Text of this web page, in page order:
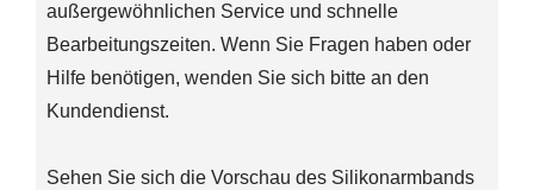
außergewöhnlichen Service und schnelle
Bearbeitungszeiten. Wenn Sie Fragen haben oder
Hilfe benötigen, wenden Sie sich bitte an den
Kundendienst.
Sehen Sie sich die Vorschau des Silikonarmbands